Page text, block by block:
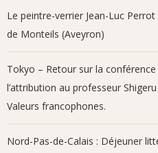
Le peintre-verrier Jean-Luc
de Monteils (Aveyron)
Tokyo – Retour sur la
l’attribution au professeur
Valeurs francophones.
Nord-Pas-de-Calais : Déjeuner